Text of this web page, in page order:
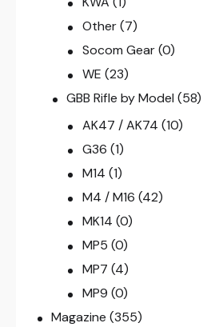
Other (7)
Socom Gear (0)
WE (23)
GBB Rifle by Model (58)
AK47 / AK74 (10)
G36 (1)
M14 (1)
M4 / M16 (42)
MK14 (0)
MP5 (0)
MP7 (4)
MP9 (0)
Magazine (355)